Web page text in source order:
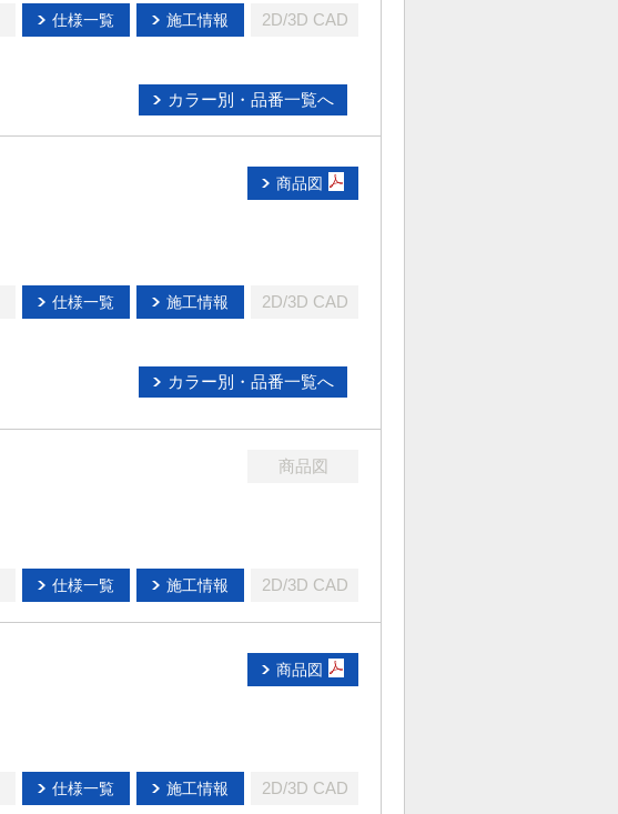
仕様一覧 施工情報 2D/3D CAD
カラー別・品番一覧へ
商品図
仕様一覧 施工情報 2D/3D CAD
カラー別・品番一覧へ
商品図
仕様一覧 施工情報 2D/3D CAD
商品図
仕様一覧 施工情報 2D/3D CAD